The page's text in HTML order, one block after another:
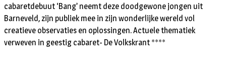
cabaretdebuut ‘Bang’ neemt deze doodgewone jongen uit
Barneveld, zijn publiek mee in zijn wonderlijke wereld vol
creatieve observaties en oplossingen. Actuele thematiek
verweven in geestig cabaret- De Volkskrant ****